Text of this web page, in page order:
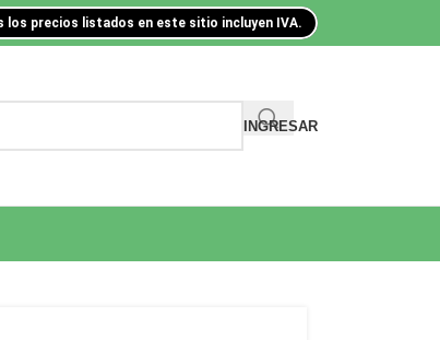
los precios listados en este sitio incluyen IVA.
INGRESAR